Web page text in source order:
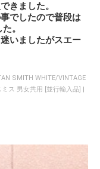
きました。
でしたので普段は
。
いましたがスエー
SMITH WHITE/VINTAGE
ス 男女共用 [並行輸入品] |